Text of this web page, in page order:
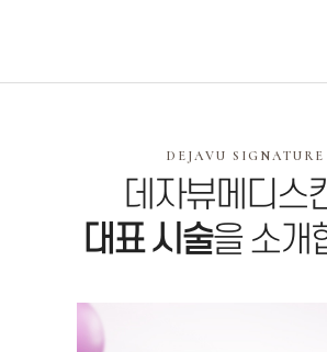
DEJAVU SIGNATURE
데자뷰메디스
대표 시술을소개